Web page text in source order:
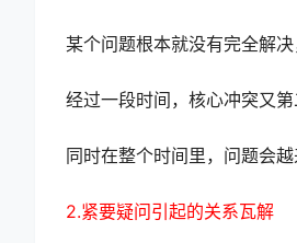
某个问题根本就没有完全解
经过一段时间，核心冲突又第
同时在整个时间里，问题会越
2.紧要疑问引起的关系瓦解